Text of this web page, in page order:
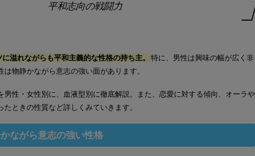
平和志向の戦闘力
に溢れながらも平和主義的な性格の持ち主。
特に、男性は興味の幅が広く非
物静かながら意志の強い面があります。
男性・女性別に、血液型別に徹底解説。また、恋愛に対する傾向、オーラや
たときの性質など詳しくみていきます。
ながら意志の強い性格